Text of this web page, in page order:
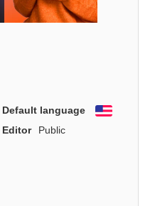
Default language
English
Editor
Public